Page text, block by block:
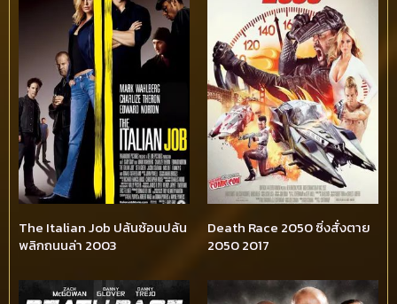
The Italian Job ปล้นซ้อนปล้น
พลิกถนนล่า 2003
Death Race 2050 ซิ่งสั่งตาย
2050 2017